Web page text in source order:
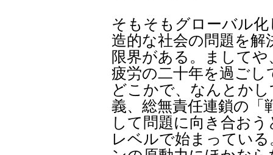
そもそもグローバル
造的な社会の問題を
限界がある。まして
疲労の二十年を過ご
どこかで、なんとか
義、総無責任連鎖の「
して問題に向き合お
レベルで始まってい